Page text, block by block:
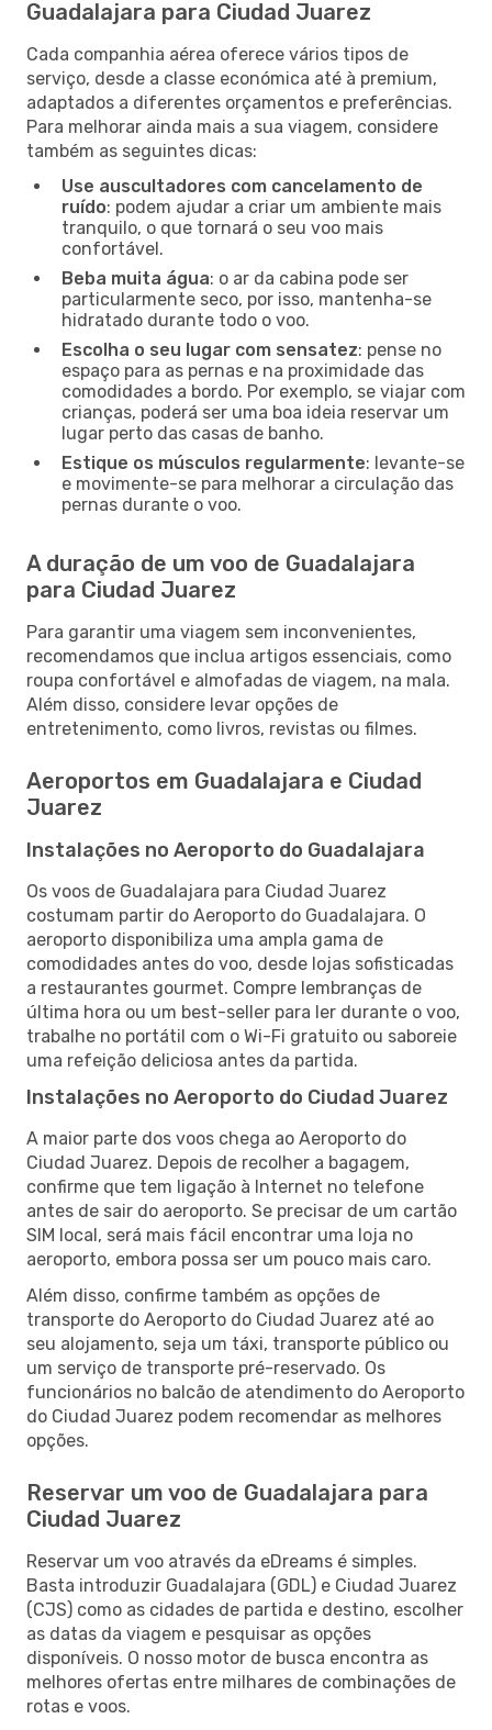
Guadalajara para Ciudad Juarez
Cada companhia aérea oferece vários tipos de
serviço, desde a classe económica até à premium,
adaptados a diferentes orçamentos e preferências.
Para melhorar ainda mais a sua viagem, considere
também as seguintes dicas:
Use auscultadores com cancelamento de
ruído: podem ajudar a criar um ambiente mais
tranquilo, o que tornará o seu voo mais
confortável.
Beba muita água: o ar da cabina pode ser
particularmente seco, por isso, mantenha-se
hidratado durante todo o voo.
Escolha o seu lugar com sensatez: pense no
espaço para as pernas e na proximidade das
comodidades a bordo. Por exemplo, se viajar com
crianças, poderá ser uma boa ideia reservar um
lugar perto das casas de banho.
Estique os músculos regularmente: levante-se
e movimente-se para melhorar a circulação das
pernas durante o voo.
A duração de um voo de Guadalajara
para Ciudad Juarez
Para garantir uma viagem sem inconvenientes,
recomendamos que inclua artigos essenciais, como
roupa confortável e almofadas de viagem, na mala.
Além disso, considere levar opções de
entretenimento, como livros, revistas ou filmes.
Aeroportos em Guadalajara e Ciudad
Juarez
Instalações no Aeroporto do Guadalajara
Os voos de Guadalajara para Ciudad Juarez
costumam partir do Aeroporto do Guadalajara. O
aeroporto disponibiliza uma ampla gama de
comodidades antes do voo, desde lojas sofisticadas
a restaurantes gourmet. Compre lembranças de
última hora ou um best-seller para ler durante o voo,
trabalhe no portátil com o Wi-Fi gratuito ou saboreie
uma refeição deliciosa antes da partida.
Instalações no Aeroporto do Ciudad Juarez
A maior parte dos voos chega ao Aeroporto do
Ciudad Juarez. Depois de recolher a bagagem,
confirme que tem ligação à Internet no telefone
antes de sair do aeroporto. Se precisar de um cartão
SIM local, será mais fácil encontrar uma loja no
aeroporto, embora possa ser um pouco mais caro.
Além disso, confirme também as opções de
transporte do Aeroporto do Ciudad Juarez até ao
seu alojamento, seja um táxi, transporte público ou
um serviço de transporte pré-reservado. Os
funcionários no balcão de atendimento do Aeroporto
do Ciudad Juarez podem recomendar as melhores
opções.
Reservar um voo de Guadalajara para
Ciudad Juarez
Reservar um voo através da eDreams é simples.
Basta introduzir Guadalajara (GDL) e Ciudad Juarez
(CJS) como as cidades de partida e destino, escolher
as datas da viagem e pesquisar as opções
disponíveis. O nosso motor de busca encontra as
melhores ofertas entre milhares de combinações de
rotas e voos.